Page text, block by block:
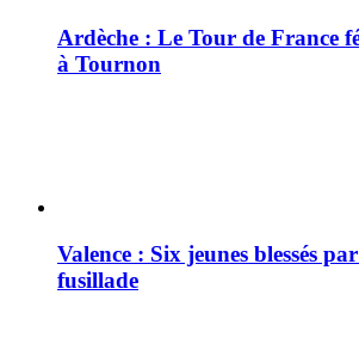
Ardèche : Le Tour de France
à Tournon
Valence : Six jeunes blessés
fusillade